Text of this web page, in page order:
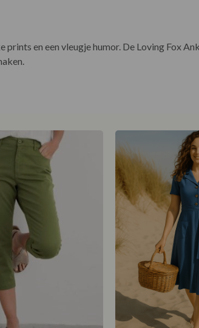
en een vleugje humor. De Loving Fox